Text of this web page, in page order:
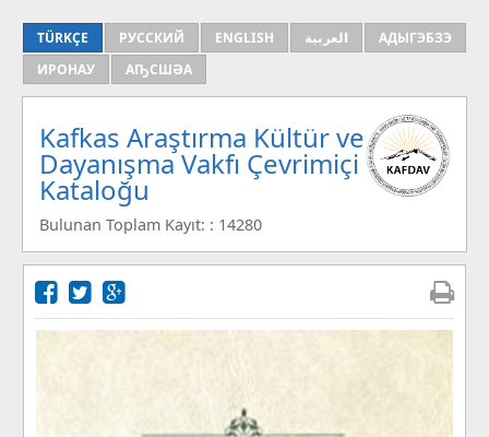
TÜRKÇE РУССКИЙ ENGLISH العربية
АДЫГЭБЗЭ
ИРОНАУ
АҦСШӘА
Kafkas Araştırma Kültür ve
Dayanışma Vakfı Çevrimiçi
Kataloğu
Bulunan Toplam Kayıt: : 14280